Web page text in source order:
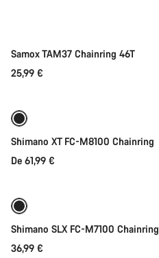
Samox TAM37 Chainring 46T
25,99 €
Shimano XT FC-M8100 Chainring
De 61,99 €
Shimano SLX FC-M7100 Chainring
36,99 €